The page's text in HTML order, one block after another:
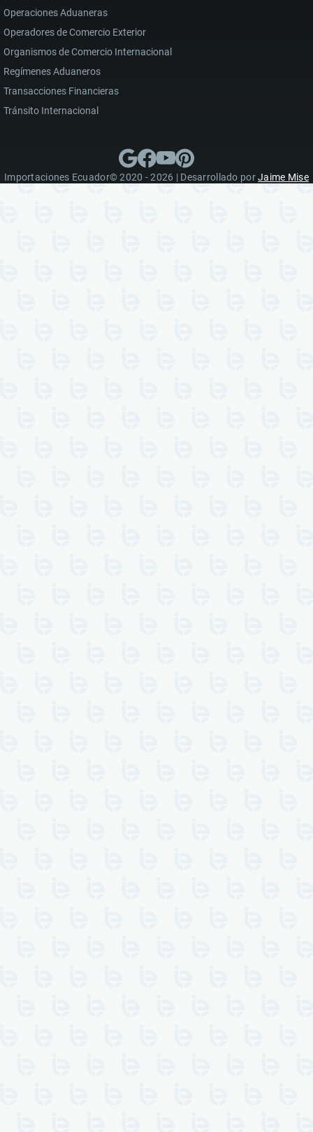
Operaciones Aduaneras
Operadores de Comercio Exterior
Organismos de Comercio Internacional
Regímenes Aduaneros
Transacciones Financieras
Tránsito Internacional
Importaciones Ecuador© 2020 - 2026 | Desarrollado porJaime Mise